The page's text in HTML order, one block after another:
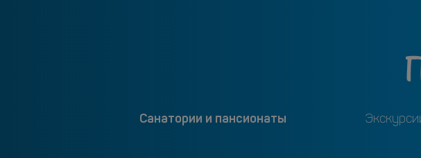
Санатории и пансионаты